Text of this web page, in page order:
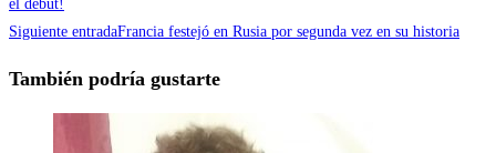
el debut!
Siguiente entradaFrancia festejó en Rusia por segunda vez en su historia
También podría gustarte